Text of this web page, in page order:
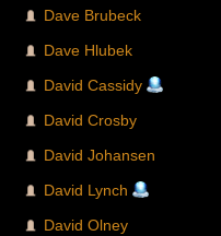
Dave Brubeck
Dave Hlubek
David Cassidy
David Crosby
David Johansen
David Lynch
David Olney